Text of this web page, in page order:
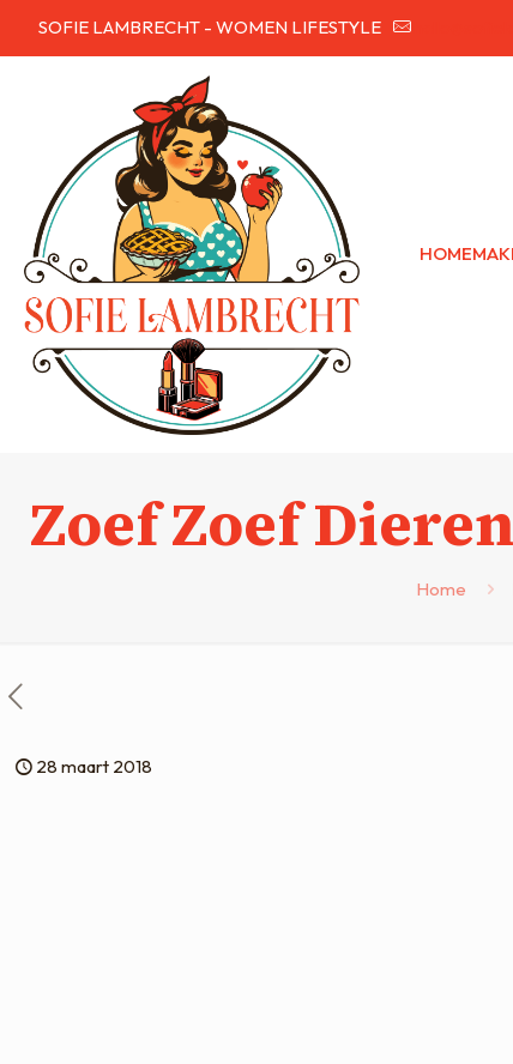
SOFIE LAMBRECHT - WOMEN LIFESTYLE
Zoef Zoef
Home
28 maart 2018